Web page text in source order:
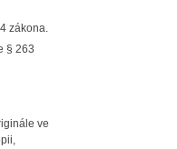
zákona.
§ 263
ve